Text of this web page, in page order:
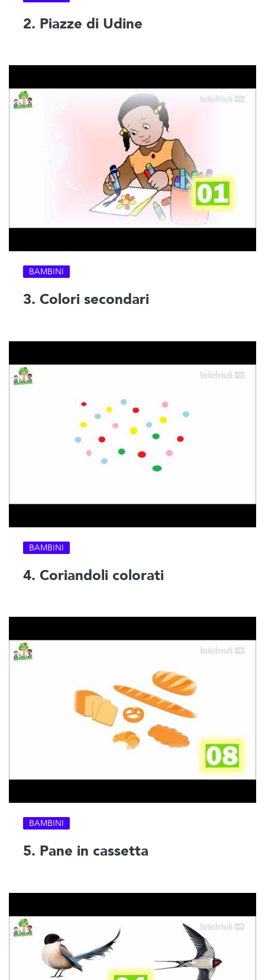
2. Piazze di Udine
BAMBINI
3. Colori secondari
BAMBINI
4. Coriandoli colorati
BAMBINI
5. Pane in cassetta